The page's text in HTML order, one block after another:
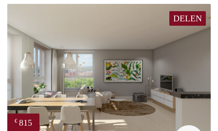
DELEN
€ 815